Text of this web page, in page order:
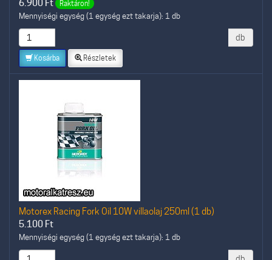
6.900 Ft Raktáron!
Mennyiségi egység (1 egység ezt takarja): 1 db
db
Kosárba Részletek
Motorex Racing Fork Oil 10W villaolaj 250ml (1 db)
5.100 Ft
Mennyiségi egység (1 egység ezt takarja): 1 db